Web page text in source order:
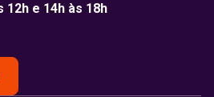
12h e 14h às 18h